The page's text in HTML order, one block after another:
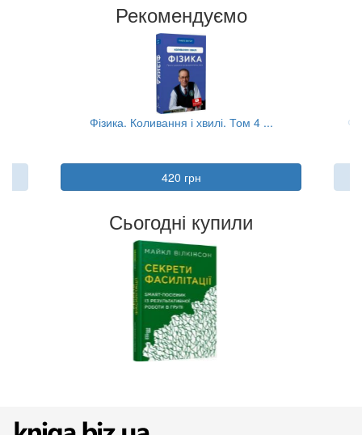
Рекомендуємо
Фізика. Коливання і хвилі. Том 4 ...
420 грн
Сьогодні купили